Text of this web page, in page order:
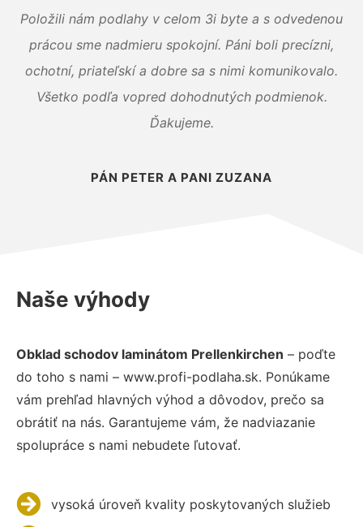
Položili nám podlahy v celom 3i byte a s odvedenou
prácou sme nadmieru spokojní. Páni boli precízni,
ochotní, priateľskí a dobre sa s nimi komunikovalo.
Všetko podľa vopred dohodnutých podmienok.
Ďakujeme.
PÁN PETER A PANI ZUZANA
Naše výhody
Obklad schodov laminátom Prellenkirchen – poďte
do toho s nami – www.profi-podlaha.sk. Ponúkame
vám prehľad hlavných výhod a dôvodov, prečo sa
obrátiť na nás. Garantujeme vám, že nadviazanie
spolupráce s nami nebudete ľutovať.
vysoká úroveň kvality poskytovaných služieb